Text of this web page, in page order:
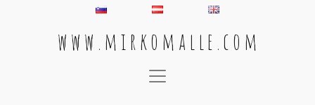
w w w . m i r k o m a l l e . c o m
Main Navigation